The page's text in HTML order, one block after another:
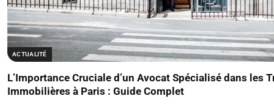
ACTUALITÉ
L’Importance Cruciale d’un Avocat Spécialisé dans les
Immobilières à Paris : Guide Complet